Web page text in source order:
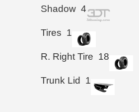
Shadow 4
Tires 1
R. Right Tire 18
Trunk Lid 1